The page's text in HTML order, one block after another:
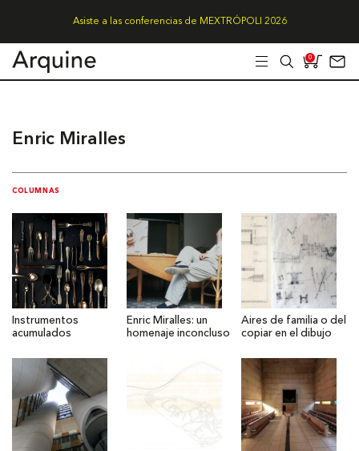
Asiste a las conferencias de MEXTRÓPOLI 2026
0
Enric Miralles
COLUMNAS
Instrumentos
acumulados
Enric Miralles: un
homenaje inconcluso
Aires de familia o del
copiar en el dibujo